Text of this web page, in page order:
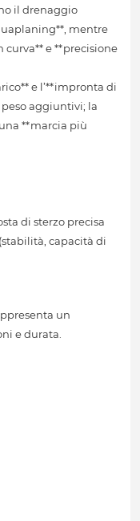
il drenaggio
mentre
e **precisione
e l’**impronta di
aggiuntivi; la
**marcia più
di sterzo precisa
capacità di
un
e durata.